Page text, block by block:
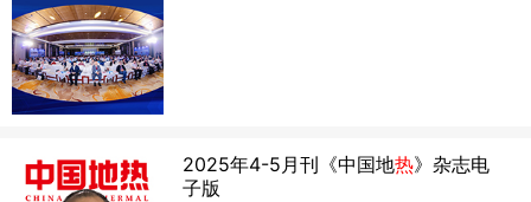
2025年4-5月刊《中国地热》杂志电
子版